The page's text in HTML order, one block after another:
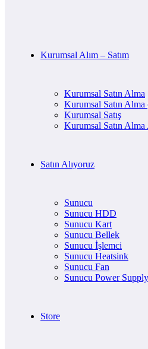
Kurumsal Alım – Satım
Kurumsal Satın Alma
Kurumsal Satın
Kurumsal Satış
Kurumsal Satın Alma
Satın Alıyoruz
Sunucu
Sunucu HDD
Sunucu Kart
Sunucu Bellek
Sunucu İşlemci
Sunucu Heatsink
Sunucu Fan
Sunucu Power Supply
Store